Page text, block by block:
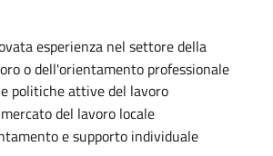
esperienza nel settore della
o dell'orientamento professionale
politiche attive del lavoro
del lavoro locale
e supporto individuale